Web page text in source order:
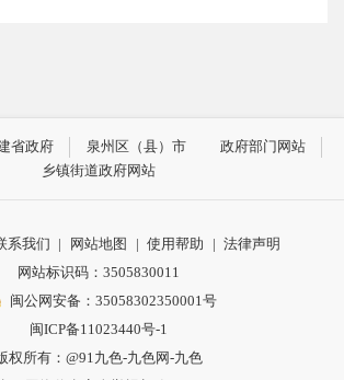
省政府 泉州区（县）市
政府部门网站
乡镇街道政府网站
系我们 | 网站地图 | 使用帮助 | 法律声明
网站标识码：3505830011
闽公网安备：35058302350001号
闽ICP备11023440号-1
权所有：@91九色-九色网-九色